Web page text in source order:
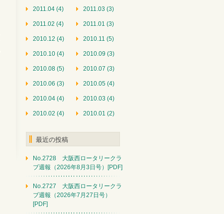
2011.04 (4) 2011.03 (3)
2011.02 (4) 2011.01 (3)
2010.12 (4) 2010.11 (5)
2010.10 (4) 2010.09 (3)
2010.08 (5) 2010.07 (3)
2010.06 (3) 2010.05 (4)
2010.04 (4) 2010.03 (4)
2010.02 (4) 2010.01 (2)
最近の投稿
No.2728 大阪西ロータリークラ
ブ週報（2026年8月3日号）[PDF]
No.2727 大阪西ロータリークラ
ブ週報（2026年7月27日号）
[PDF]